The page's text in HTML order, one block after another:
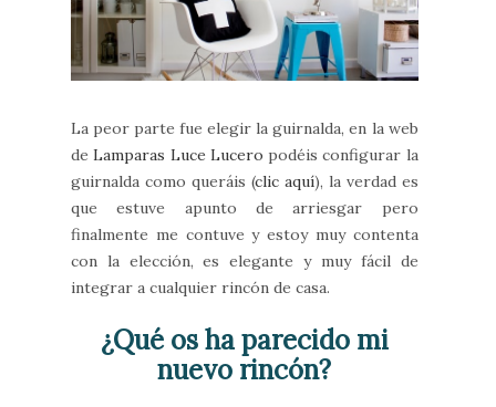
La peor parte fue elegir la guirnalda, en la web
deLamparas Luce Lucero podéis configurar la
guirnalda como queráis (clic aquí), la verdad es
que estuve apunto de arriesgar pero
finalmente me contuve y estoy muy contenta
con la elección, es elegante y muy fácil de
integrar a cualquier rincón de casa.
¿Qué os ha parecido mi
nuevo rincón?